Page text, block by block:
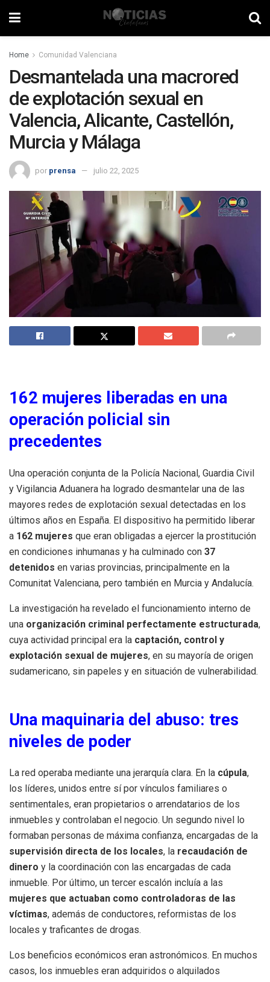
Home Comunidad Valenciana
Desmantelada una macrored
de explotación sexual en
Valencia, Alicante, Castellón,
Murcia y Málaga
por prensa julio 22, 2025
162 mujeres liberadas en una
operación policial sin
precedentes
Una operación conjunta de la Policía Nacional, Guardia Civil
y Vigilancia Aduanera ha logrado desmantelar una de las
mayores redes de explotación sexual detectadas en los
últimos años en España. El dispositivo ha permitido liberar
a 162 mujeres que eran obligadas a ejercer la prostitución
en condiciones inhumanas y ha culminado con 37
detenidos en varias provincias, principalmente en la
Comunitat Valenciana, pero también en Murcia y Andalucía.
La investigación ha revelado el funcionamiento interno de
una organización criminal perfectamente estructurada,
cuya actividad principal era la captación, control y
explotación sexual de mujeres, en su mayoría de origen
sudamericano, sin papeles y en situación de vulnerabilidad.
Una maquinaria del abuso: tres
niveles de poder
La red operaba mediante una jerarquía clara. En la cúpula,
los líderes, unidos entre sí por vínculos familiares o
sentimentales, eran propietarios o arrendatarios de los
inmuebles y controlaban el negocio. Un segundo nivel lo
formaban personas de máxima confianza, encargadas de la
supervisión directa de los locales, la recaudación de
dinero y la coordinación con las encargadas de cada
inmueble. Por último, un tercer escalón incluía a las
mujeres que actuaban como controladoras de las
víctimas, además de conductores, reformistas de los
locales y traficantes de drogas.
Los beneficios económicos eran astronómicos. En muchos
casos, los inmuebles eran adquiridos o alquilados